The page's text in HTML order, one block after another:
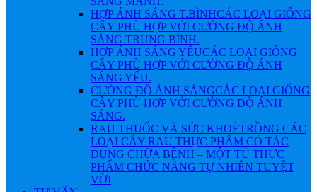
HỢP ÁNH SÁNG T.BÌNHCÁC LOẠI GIỐNG
CÂY PHÙ HỢP VỚI CƯỜNG ĐỘ ÁNH
SÁNG TRUNG BÌNH.
HỢP ÁNH SÁNG YẾUCÁC LOẠI GIỐNG
CÂY PHÙ HỢP VỚI CƯỜNG ĐỘ ÁNH
SÁNG YẾU.
CƯỜNG ĐỘ ÁNH SÁNGCÁC LOẠI GIỐNG
CÂY PHÙ HỢP VỚI CƯỜNG ĐỘ ÁNH
SÁNG.
RAU THUỐC VÀ SỨC KHOẺTRỒNG CÁC
LOẠI CÂY RAU THỰC PHẨM CÓ TÁC
DỤNG CHỮA BỆNH – MỘT TỦ THỰC
PHẨM CHỨC NĂNG TỰ NHIÊN TUYỆT
VỜI